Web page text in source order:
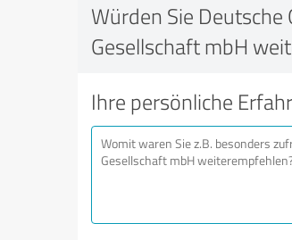
Würden Sie
Gesellschaft mbH
Ihre persönliche